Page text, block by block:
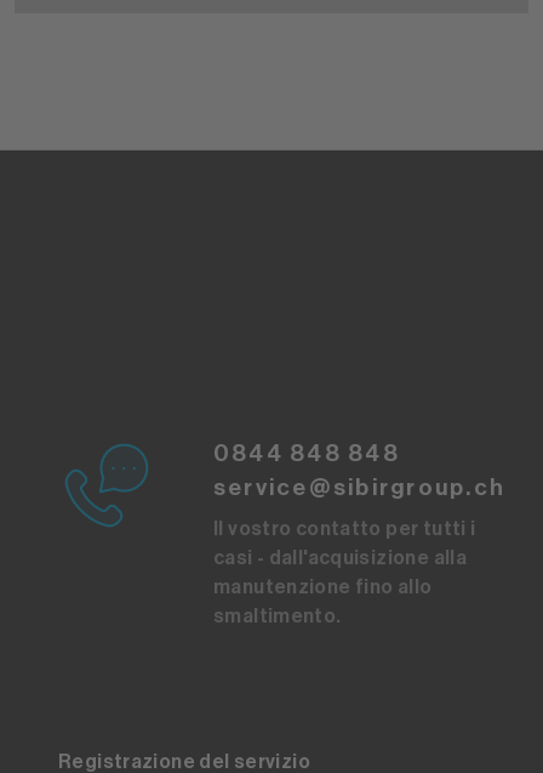
0844 848 848
service@sibirgroup.ch
Il vostro contatto per tutti i
casi - dall'acquisizione alla
manutenzione fino allo
smaltimento.
Registrazione del servizio